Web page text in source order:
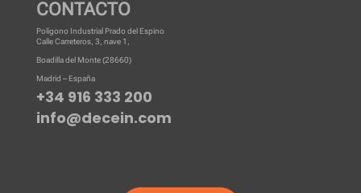
CONTACTO
Polígono Industrial Prado del Espino
Calle Carreteros, 3, nave 1,
Boadilla del Monte (28660)
Madrid – España
+34 916 333 200
info@decein.com